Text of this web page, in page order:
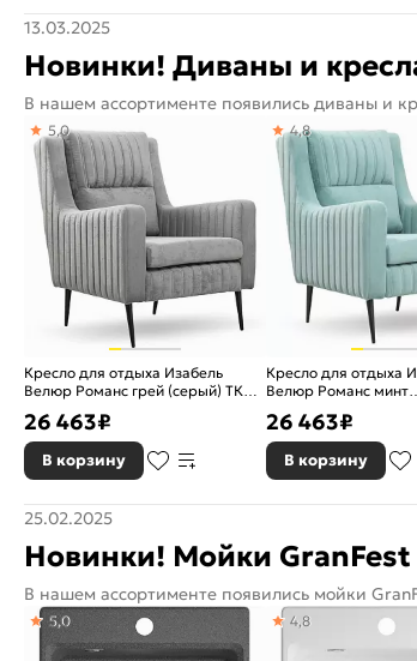
13.03.2025
Новинки! Диваны и
В нашем ассортименте появились диваны и
Кресло для отдыха Изабель
Велюр Романс грей (cерый) ТК
5,0
26 463₽
В корзину
Кресло для отдыха
Велюр Романс минт
см
4,8
26 463₽
В корзину
25.02.2025
Новинки! Мойки GranFest
В нашем ассортименте появились мойки
5,0 4,8